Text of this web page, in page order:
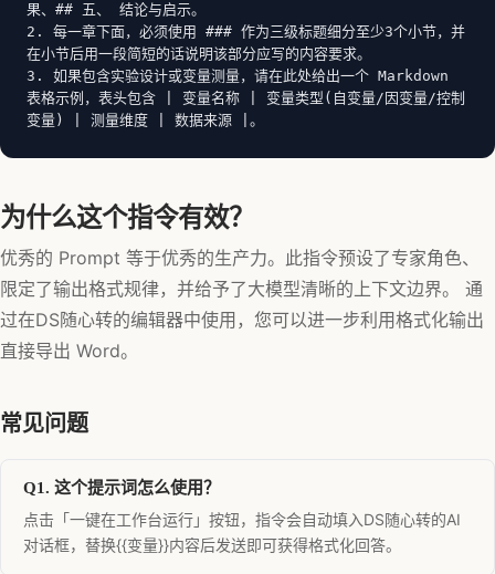
果、## 五、 结论与启示。
2. 每一章下面，必须使用 ### 作为三级标题细分至少3个小节，并
在小节后用一段简短的话说明该部分应写的内容要求。
3. 如果包含实验设计或变量测量，请在此处给出一个 Markdown
表格示例，表头包含 | 变量名称 | 变量类型(自变量/因变量/控制
变量) | 测量维度 | 数据来源 |。
为什么这个指令有效？
优秀的 Prompt 等于优秀的生产力。此指令预设了专家角色、
限定了输出格式规律，并给予了大模型清晰的上下文边界。 通
过在DS随心转的编辑器中使用，您可以进一步利用格式化输出
直接导出 Word。
常见问题
Q1. 这个提示词怎么使用？
点击「一键在工作台运行」按钮，指令会自动填入DS随心转的AI
对话框，替换{{变量}}内容后发送即可获得格式化回答。